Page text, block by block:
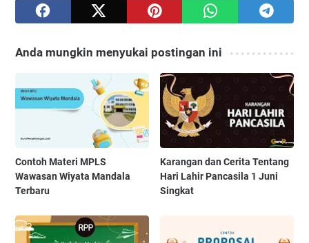
Anda mungkin menyukai postingan ini
Contoh Materi MPLS
Wawasan Wiyata Mandala
Terbaru
Karangan dan Cerita Tentang
Hari Lahir Pancasila 1 Juni
Singkat